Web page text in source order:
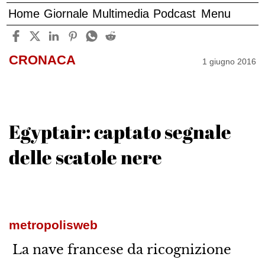
Home Giornale Multimedia Podcast Menu
CRONACA 1 giugno 2016
Egyptair: captato segnale
delle scatole nere
metropolisweb
La nave francese da ricognizione